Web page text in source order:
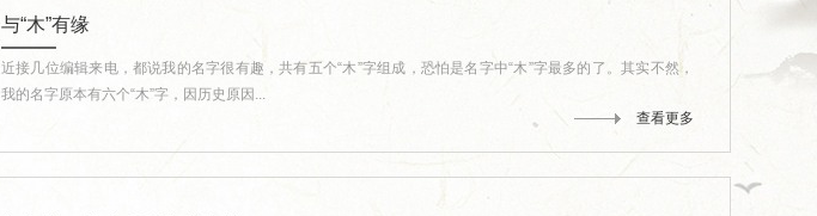
与“木”有缘
近接几位编辑来电，都说我的名字很有趣，共有五个“木”字组成，恐怕是名字中“木”字最多的了。其实不然，
我的名字原本有六个“木”字，因历史原因...
查看更多